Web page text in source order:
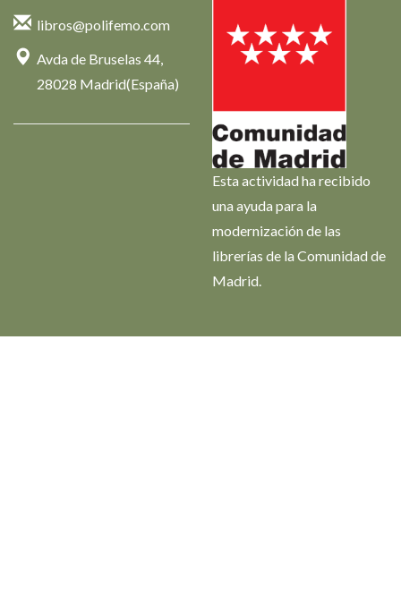
libros@polifemo.com
Avda de Bruselas 44,
28028 Madrid(España)
Esta actividad ha recibido
una ayuda para la
modernización de las
librerías de la Comunidad de
Madrid.